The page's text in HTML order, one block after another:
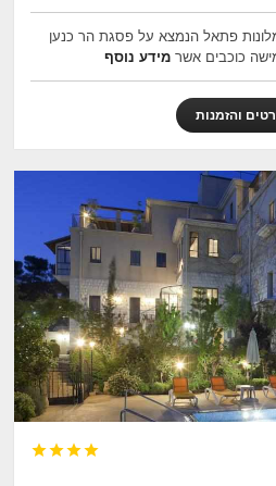
פתאל הנמצא על פסגת הר כנען
כוכבים אשרמידע נוסף
והזמנות



